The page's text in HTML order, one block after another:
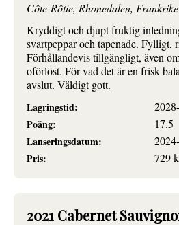
Côte-Rôtie, Rhonedalen, Frankrike
Kryddigt och djupt fruktig
svartpeppar och tapenade. Fylligt,
Förhållandevis tillgängligt, även
oförlöst. För vad det är en frisk
avslut. Väldigt gott.
Lagringstid:
Poäng:
17.5
Lanseringsdatum:
Pris:
729
2021 Cabernet